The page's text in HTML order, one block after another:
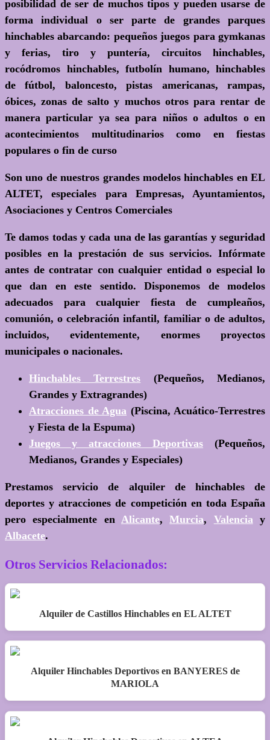
posibilidad de ser de muchos tipos y pueden usarse de
forma individual o ser parte de grandes parques
hinchables abarcando: pequeños juegos para gymkanas
y ferias, tiro y puntería, circuitos hinchables,
rocódromos hinchables, futbolín humano, hinchables
de fútbol, baloncesto, pistas americanas, rampas,
óbices, zonas de salto y muchos otros para rentar de
manera particular ya sea para niños o adultos o en
acontecimientos multitudinarios como en fiestas
populares o fin de curso
Son uno de nuestros grandes modelos hinchables en EL
ALTET, especiales para Empresas, Ayuntamientos,
Asociaciones y Centros Comerciales
Te damos todas y cada una de las garantías y seguridad
posibles en la prestación de sus servicios. Infórmate
antes de contratar con cualquier entidad o especial lo
que dan en este sentido. Disponemos de modelos
adecuados para cualquier fiesta de cumpleaños,
comunión, o celebración infantil, familiar o de adultos,
incluidos, evidentemente, enormes proyectos
municipales o nacionales.
Hinchables Terrestres (Pequeños, Medianos,
Grandes y Extragrandes)
Atracciones de Agua (Piscina, Acuático-Terrestres
y Fiesta de la Espuma)
Juegos y atracciones Deportivas (Pequeños,
Medianos, Grandes y Especiales)
Prestamos servicio de alquiler de hinchables de
deportes y atracciones de competición en toda España
pero especialmente en Alicante,Murcia, Valencia y
Albacete.
Otros Servicios Relacionados:
Alquiler de Castillos Hinchables en EL ALTET
Alquiler Hinchables Deportivos en BANYERES de
MARIOLA